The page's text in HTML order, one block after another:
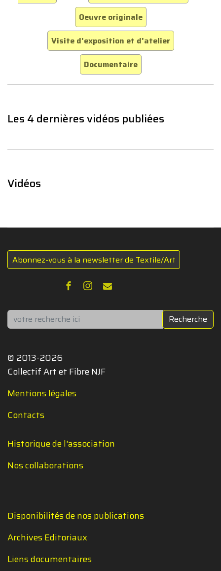
Oeuvre originale
Visite d'exposition et d'atelier
Documentaire
Les 4 dernières vidéos publiées
Vidéos
Abonnez-vous à la newsletter de Textile/Art
Rechercher Recherche
© 2013-2026
Collectif Art et Fibre NJF
Mentions légales
Contacts
Historique de l'association
Nos collaborations
Disponibilités de nos publications
Archives Editoriaux
Liens documentaires